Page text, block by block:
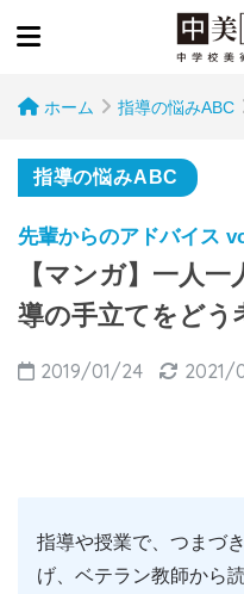
ホーム 指導の悩みABC
指導の悩みABC
先輩からのアドバイス
【マンガ】一人
導の手立てをどう
2019/01/24 2021/
指導や授業で、つまづ
げ、ベテラン教師から